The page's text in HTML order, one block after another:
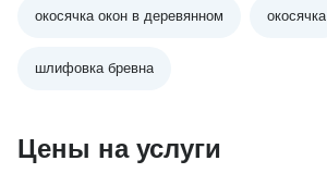
окосячка окон в деревянном окосячка
шлифовка бревна
Цены на услуги